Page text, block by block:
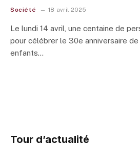
Société 18 avril 2025
Le lundi 14 avril, une centaine de
pour célébrer le 30e anniversaire
enfants…
Tour d’actualité